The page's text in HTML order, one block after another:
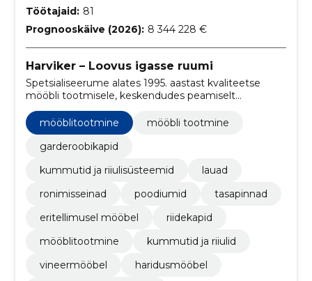
Töötajaid: 81
Prognooskäive (2026): 8 344 228 €
Harviker – Loovus igasse ruumi
Spetsialiseerume alates 1995. aastast kvaliteetse
mööbli tootmisele, keskendudes peamiselt
kasevineerist valmistatud mitmekülgsete ja
vastupidavate mööblilahenduste loomisele
lasteaedadele ja koolidele.
mööblitootmine
mööbli tootmine
garderoobikapid
kummutid ja riiulisüsteemid
lauad
ronimisseinad
poodiumid
tasapinnad
eritellimusel mööbel
riidekapid
mööblitootmine
kummutid ja riiulid
vineermööbel
haridusmööbel